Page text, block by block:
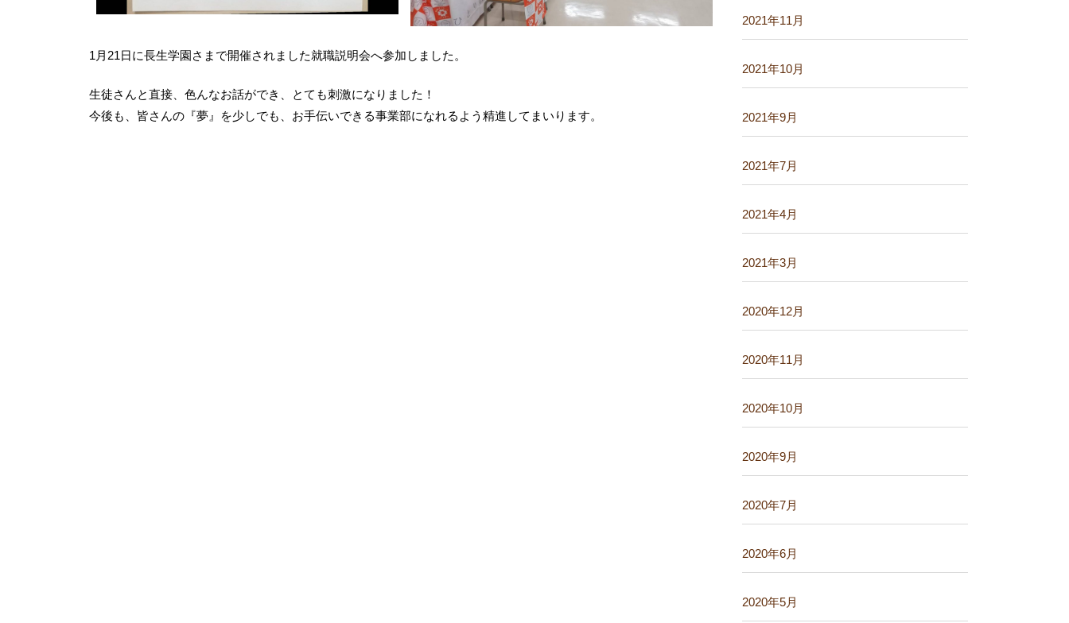
1月21日に長生学園さまで開催されました就職説明会へ参加しました。
生徒さんと直接、色んなお話ができ、とても刺激になりました！
今後も、皆さんの『夢』を少しでも、お手伝いできる事業部になれるよう精進してまいります。
2021年11月
2021年10月
2021年9月
2021年7月
2021年4月
2021年3月
2020年12月
2020年11月
2020年10月
2020年9月
2020年7月
2020年6月
2020年5月